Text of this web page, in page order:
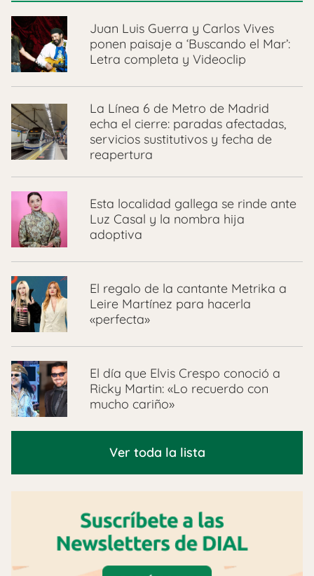
Juan Luis Guerra y Carlos Vives
ponen paisaje a ‘Buscando el Mar’:
Letra completa y Videoclip
La Línea 6 de Metro de Madrid
echa el cierre: paradas afectadas,
servicios sustitutivos y fecha de
reapertura
Esta localidad gallega se rinde ante
Luz Casal y la nombra hija
adoptiva
El regalo de la cantante Metrika a
Leire Martínez para hacerla
«perfecta»
El día que Elvis Crespo conoció a
Ricky Martin: «Lo recuerdo con
mucho cariño»
Ver toda la lista